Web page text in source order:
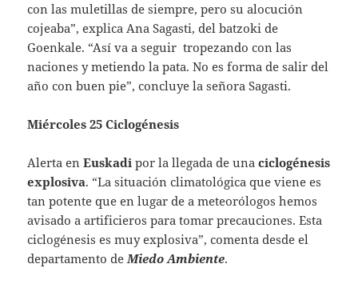
con las muletillas de siempre, pero su alocución
cojeaba”, explica Ana Sagasti, del batzoki de
Goenkale. “Así va a seguir tropezando con las
naciones y metiendo la pata. No es forma de salir del
año con buen pie”, concluye la señora Sagasti.
Miércoles 25 Ciclogénesis
Alerta enEuskadipor la llegada de unaciclogénesis
explosiva. “La situación climatológica que viene es
tan potente que en lugar de a meteorólogos hemos
avisado a artificieros para tomar precauciones. Esta
ciclogénesis es muy explosiva”, comenta desde el
departamento deMiedo Ambiente.